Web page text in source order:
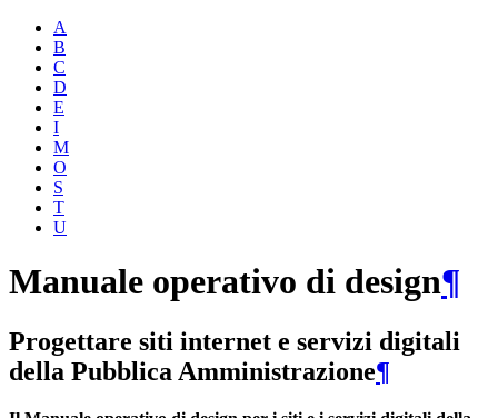
A
B
C
D
E
I
M
O
S
T
U
Manuale operativo di design¶
Progettare siti internet e servizi digitali
della Pubblica Amministrazione¶